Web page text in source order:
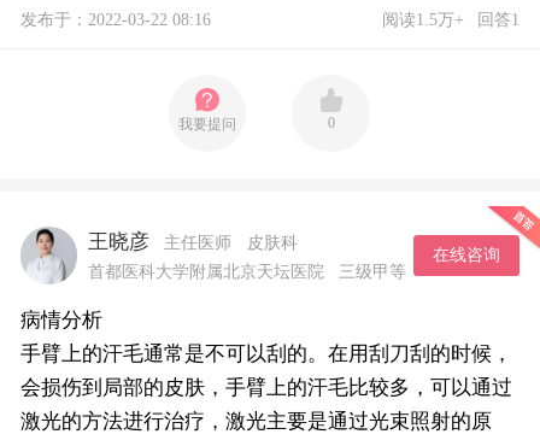
发布于：2022-03-22 08:16 阅读1.5万+ 回答1
我要提问 0
王晓彦 主任医师
皮肤科
首都医科大学附属北京天坛医院
三级甲等
在线咨询
病情分析
手臂上的汗毛通常是不可以刮的。在用刮刀刮的时候，
会损伤到局部的皮肤，手臂上的汗毛比较多，可以通过
激光的方法进行治疗，激光主要是通过光束照射的原